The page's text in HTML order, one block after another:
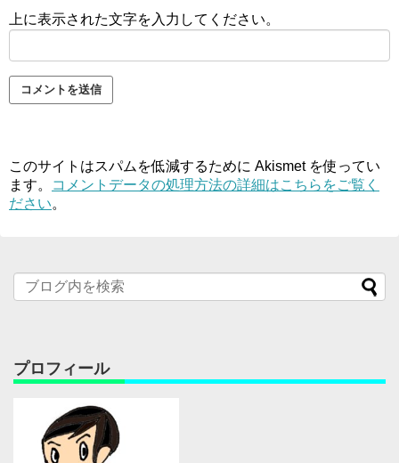
上に表示された文字を入力してください。
このサイトはスパムを低減するために Akismet を使ってい
ます。
コメントデータの処理方法の詳細はこちらをご覧く
ださい。
プロフィール